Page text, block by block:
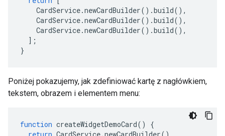
CardService.newCardBuilder().build(),
CardService.newCardBuilder().build(),
CardService.newCardBuilder().build(),
];
}
Poniżej pokazujemy, jak zdefiniować kartę z nagłówkiem,
tekstem, obrazem i elementem menu:
function createWidgetDemoCard()
{